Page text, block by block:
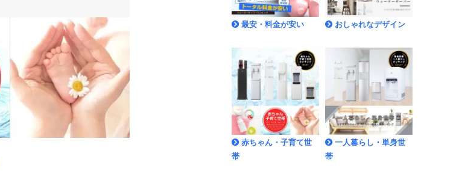
最安・料金が安い おしゃれなデザイン
赤ちゃん・子育て世
帯
一人暮らし・単身世
帯